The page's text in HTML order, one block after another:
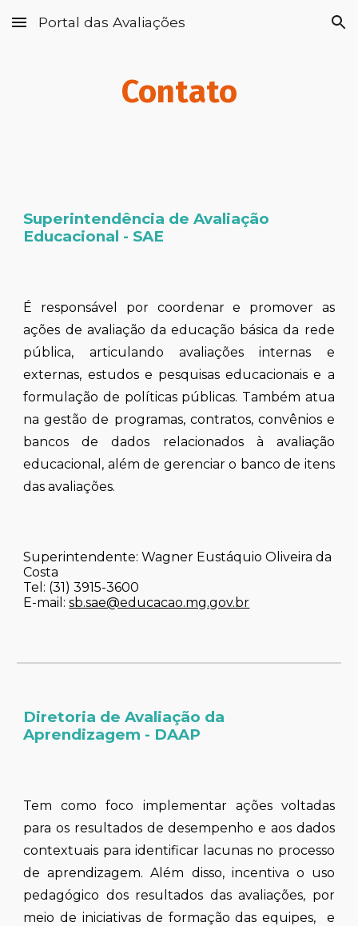
Skip to main content Skip to navigation
Portal das Avaliações
Contato
Superintendência de Avaliação
Educacional - SAE
É responsável por coordenar e promover as
ações de avaliação da educação básica da rede
pública, articulando avaliações internas e
externas, estudos e pesquisas educacionais e a
formulação de políticas públicas. Também atua
na gestão de programas, contratos, convênios e
bancos de dados relacionados à avaliação
educacional, além de gerenciar o banco de itens
das avaliações.
Superintendente:Wagner Eustáquio Oliveira da
Costa
Tel: (31) 3915-3600
E-mail:sb.sae@educacao.mg.gov.br
Diretoria de Avaliação da
Aprendizagem - DAAP
Tem como foco implementar ações voltadas
para os resultados de desempenho e aos dados
contextuais para identificar lacunas no processo
de aprendizagem. Além disso, incentiva o uso
pedagógico dos resultados das avaliações, por
meio de iniciativas de formação das equipes, e